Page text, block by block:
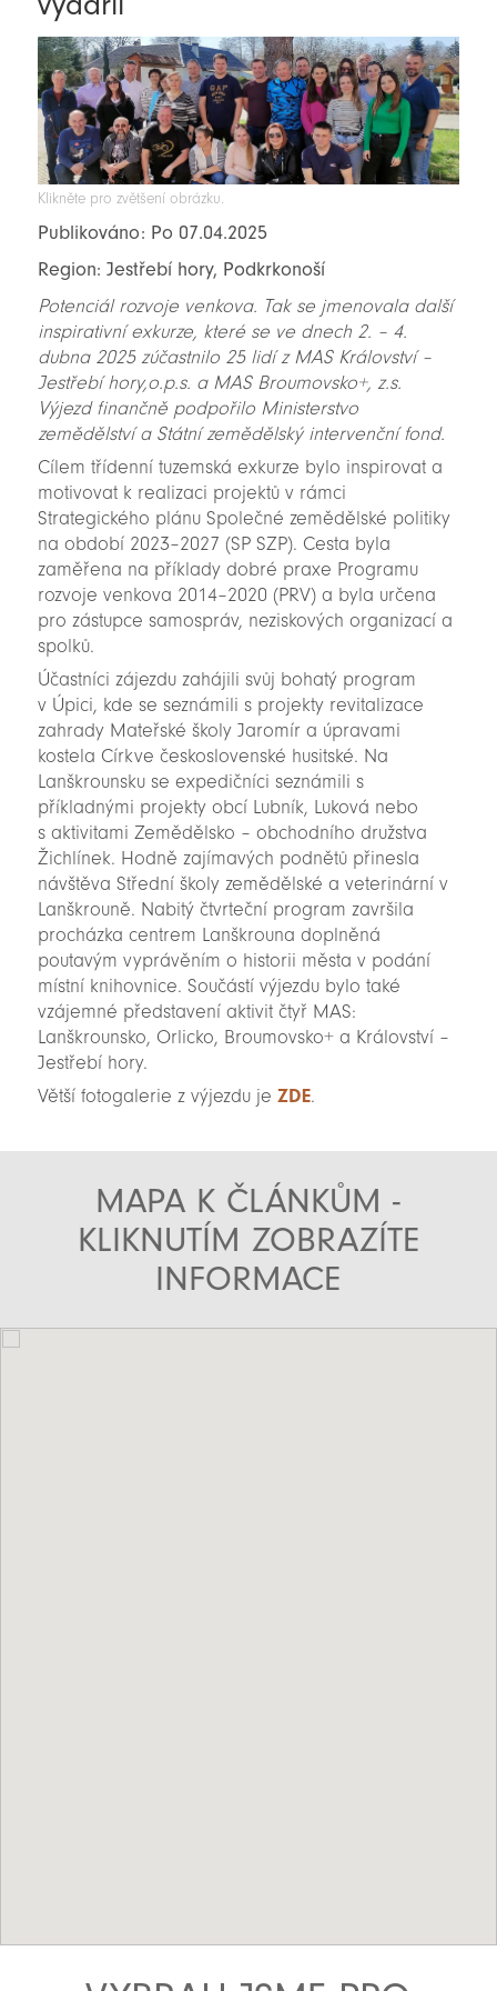
Klikněte pro zvětšení obrázku.
Publikováno: Po 07.04.2025
Region: Jestřebí hory, Podkrkonoší
Potenciál rozvoje venkova. Tak se jmenovala další
inspirativní exkurze, které se ve dnech 2. – 4.
dubna 2025 zúčastnilo 25 lidí z MAS Království –
Jestřebí hory,o.p.s. a MAS Broumovsko+, z.s.
Výjezd finančně podpořilo Ministerstvo
zemědělství a Státní zemědělský intervenční fond.
Cílem třídenní tuzemská exkurze bylo inspirovat a
motivovat k realizaci projektů v rámci
Strategického plánu Společné zemědělské politiky
na období 2023–2027 (SP SZP). Cesta byla
zaměřena na příklady dobré praxe Programu
rozvoje venkova 2014–2020 (PRV) a byla určena
pro zástupce samospráv, neziskových organizací a
spolků.
Účastníci zájezdu zahájili svůj bohatý program
v Úpici, kde se seznámili s projekty revitalizace
zahrady Mateřské školy Jaromír a úpravami
kostela Církve československé husitské. Na
Lanškrounsku se expedičníci seznámili s
příkladnými projekty obcí Lubník, Luková nebo
s aktivitami Zemědělsko – obchodního družstva
Žichlínek. Hodně zajímavých podnětů přinesla
návštěva Střední školy zemědělské a veterinární v
Lanškrouně. Nabitý čtvrteční program završila
procházka centrem Lanškrouna doplněná
poutavým vyprávěním o historii města v podání
místní knihovnice. Součástí výjezdu bylo také
vzájemné představení aktivit čtyř MAS:
Lanškrounsko, Orlicko, Broumovsko+ a Království –
Jestřebí hory.
Větší fotogalerie z výjezdu je ZDE.
MAPA K ČLÁNKŮM -
KLIKNUTÍM ZOBRAZÍTE
INFORMACE